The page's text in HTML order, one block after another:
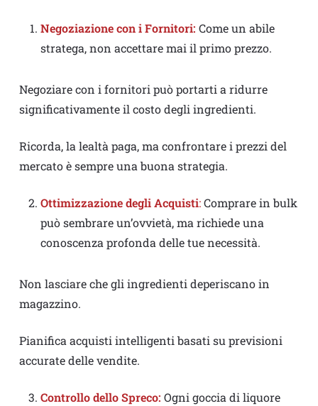
Negoziazione con i Fornitori: Come un abile
stratega, non accettare mai il primo prezzo.
Negoziare con i fornitori può portarti a ridurre
significativamente il costo degli ingredienti.
Ricorda, la lealtà paga, ma confrontare i prezzi del
mercato è sempre una buona strategia.
Ottimizzazione degli Acquisti:Comprare in bulk
può sembrare un’ovvietà, ma richiede una
conoscenza profonda delle tue necessità.
Non lasciare che gli ingredienti deperiscano in
magazzino.
Pianifica acquisti intelligenti basati su previsioni
accurate delle vendite.
Controllo dello Spreco: Ogni goccia di liquore